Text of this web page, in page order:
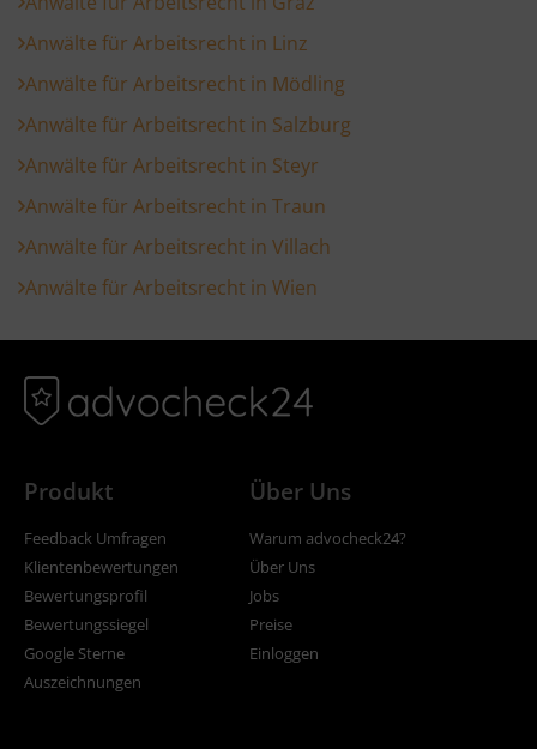
Anwälte für Arbeitsrecht in Linz
Anwälte für Arbeitsrecht in Mödling
Anwälte für Arbeitsrecht in Salzburg
Anwälte für Arbeitsrecht in Steyr
Anwälte für Arbeitsrecht in Traun
Anwälte für Arbeitsrecht in Villach
Anwälte für Arbeitsrecht in Wien
Produkt
Feedback Umfragen
Klientenbewertungen
Bewertungsprofil
Bewertungssiegel
Google Sterne
Auszeichnungen
Über Uns
Warum advocheck24?
Über Uns
Jobs
Preise
Einloggen